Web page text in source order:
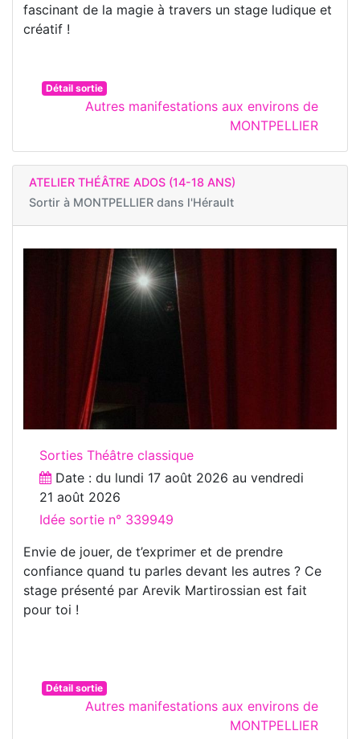
fascinant de la magie à travers un stage ludique et
créatif !
Détail sortie
Autres manifestations aux environs de
MONTPELLIER
ATELIER THÉÂTRE ADOS (14-18 ANS)
Sortir à MONTPELLIER dans l'Hérault
Sorties Théâtre classique
Date : du lundi 17 août 2026 au vendredi
21 août 2026
Idée sortie n° 339949
Envie de jouer, de t’exprimer et de prendre
confiance quand tu parles devant les autres ? Ce
stage présenté par Arevik Martirossian est fait
pour toi !
Détail sortie
Autres manifestations aux environs de
MONTPELLIER